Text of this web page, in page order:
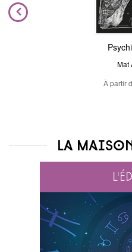
Mat
À partir
La